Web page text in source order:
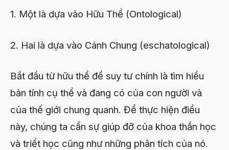
1. Một là dựa vào Hữu Thể (Ontological)
2. Hai là dựa vào Cánh Chung (eschatological)
Bắt đầu từ hữu thể để suy tư chính là tìm hiểu
bản tính cụ thể và đang có của con người và
của thế giới chung quanh. Để thực hiện điều
này, chúng ta cần sự giúp đỡ của khoa thần học
và triết học cũng như những phân tích của nó.